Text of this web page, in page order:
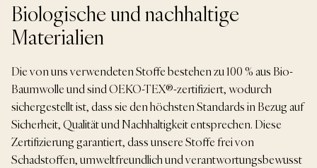
Biologische und nachhaltige
Materialien
Die von uns verwendeten Stoffe bestehen zu 100 % aus Bio-
Baumwolle und sind OEKO-TEX®-zertifiziert, wodurch
sichergestellt ist, dass sie den höchsten Standards in Bezug auf
Sicherheit, Qualität und Nachhaltigkeit entsprechen. Diese
Zertifizierung garantiert, dass unsere Stoffe frei von
Schadstoffen, umweltfreundlich und verantwortungsbewusst